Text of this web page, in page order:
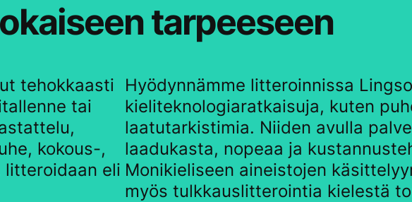
tarpeeseen
tehokkaasti
tai
kokous-,
litteroidaan eli
Hyödynnämme litteroinnissa
kieliteknologiaratkaisuja, kuten
laatutarkistimia. Niiden avulla
laadukasta, nopeaa ja
Monikieliseen aineistojen
myös tulkkauslitterointia kielestä